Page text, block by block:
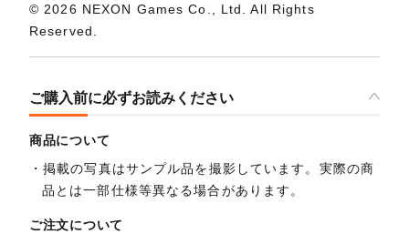
© 2026 NEXON Games Co., Ltd. All Rights
Reserved.
ご購入前に必ずお読みください
商品について
掲載の写真はサンプル品を撮影しています。実際の商
品とは一部仕様等異なる場合があります。
ご注文について